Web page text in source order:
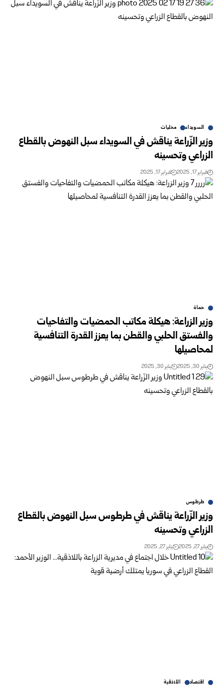
السويداء محليات
وزير الزّراعة يناقش في السويداء سبل النهوض بالقطاع
الزراعي ‏وتحسينه ‏
فبراير 17, 2025 فبراير 17, 2025
حماة
وزير الزراعة: هيكلة مكاتب الحمضيات والتفاحيات
والفستق الحلبي والقطن ‏بما يعزز القدرة التنافسية
لمحاصيلها
يناير 30, 2025 يناير 30, 2025
طرطوس
وزير الزّراعة يناقش في طرطوس سبل النهوض بالقطاع
الزراعي ‏وتحسينه
يناير 27, 2025 يناير 27, 2025
اقتصاد اللاذقية